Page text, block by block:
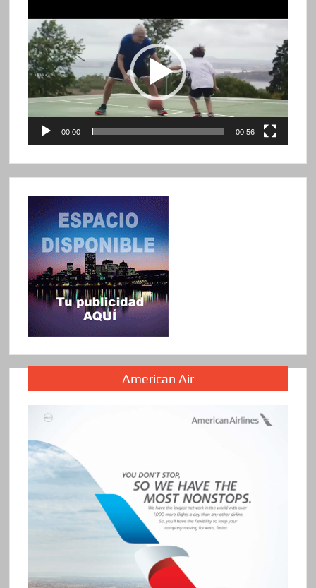
de
vídeo
00:00 00:56
American Air